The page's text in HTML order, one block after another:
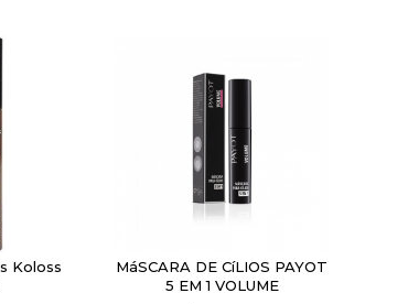
Koloss
MáSCARA DE CíLIOS PAYOT
5 EM 1 VOLUME